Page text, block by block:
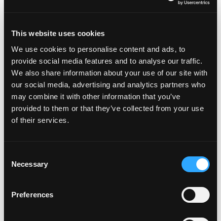
This website uses cookies
We use cookies to personalise content and ads, to
provide social media features and to analyse our traffic.
We also share information about your use of our site with
our social media, advertising and analytics partners who
may combine it with other information that you’ve
provided to them or that they’ve collected from your use
of their services.
Selection
Necessary
Preferences
MANGO:
En un tazón grande, combine el mango, el
pimiento rojo, el pimiento verde, la cebolla roja, el
chile poblano, el chile jalapeño y el cilantro.
Reservar.
Calienta ligeramente el vinagre de sidra y en otro
recipiente bate el vinagre de sidra, la miel y el jugo
de piña.
PARA ARMAR, POR PORCIÓN:
pimiento rojo en cada plato.
Coloque 2/3 de taza (7 onzas) de ensalada de